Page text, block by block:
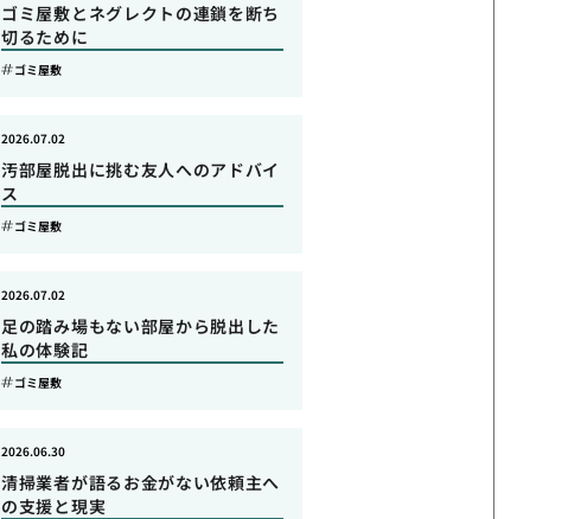
ゴミ屋敷とネグレクトの連鎖を断ち
切るために
ゴミ屋敷
汚部屋脱出に挑む友人へのアドバイ
ス
2026.07.02
ゴミ屋敷
足の踏み場もない部屋から脱出した
私の体験記
2026.07.02
ゴミ屋敷
清掃業者が語るお金がない依頼主へ
の支援と現実
2026.06.30